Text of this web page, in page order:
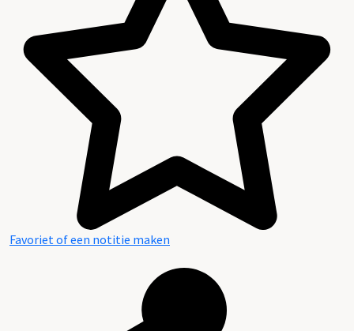
Favoriet of een notitie maken